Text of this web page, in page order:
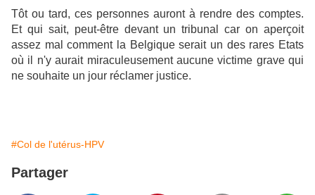
Tôt ou tard, ces personnes auront à rendre des comptes.
Et qui sait, peut-être devant un tribunal car on aperçoit
assez mal comment la Belgique serait un des rares Etats
où il n'y aurait miraculeusement aucune victime grave qui
ne souhaite un jour réclamer justice.
#Col de l'utérus-HPV
Partager